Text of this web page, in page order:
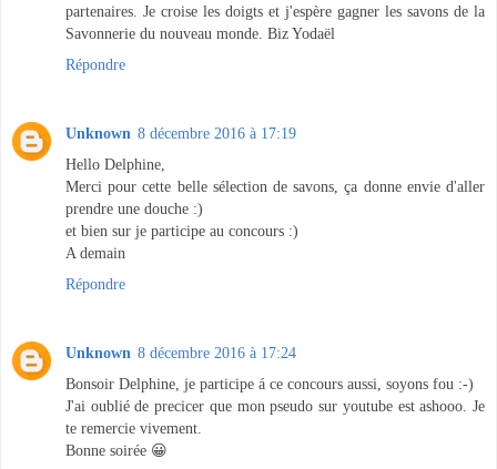
partenaires. Je croise les doigts et j'espère gagner les savons de la
Savonnerie du nouveau monde. Biz Yodaël
Répondre
Unknown 8 décembre 2016 à 17:19
Hello Delphine,
Merci pour cette belle sélection de savons, ça donne envie d'aller
prendre une douche :)
et bien sur je participe au concours :)
A demain
Répondre
Unknown 8 décembre 2016 à 17:24
Bonsoir Delphine, je participe á ce concours aussi, soyons fou :-)
J'ai oublié de precicer que mon pseudo sur youtube est ashooo. Je
te remercie vivement.
Bonne soirée 😀